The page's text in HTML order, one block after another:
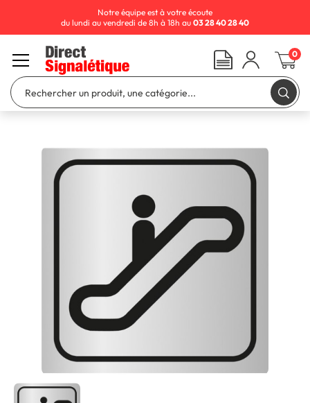
Notre équipe est à votre écoute
du lundi au vendredi de 8h à 18h au 03 28 40 28 40
0